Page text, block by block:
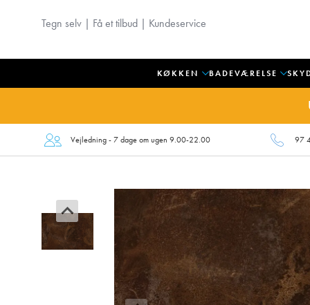
Tegn selv | Få et tilbud | Kundeservice
KØKKEN BADEVÆRELSE
Vejledning - 7 dage om ugen 9.00-22.00 97